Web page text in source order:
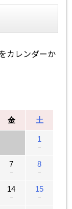
カレンダーか
金 土
1
－
7
－
8
－
14
－
15
－